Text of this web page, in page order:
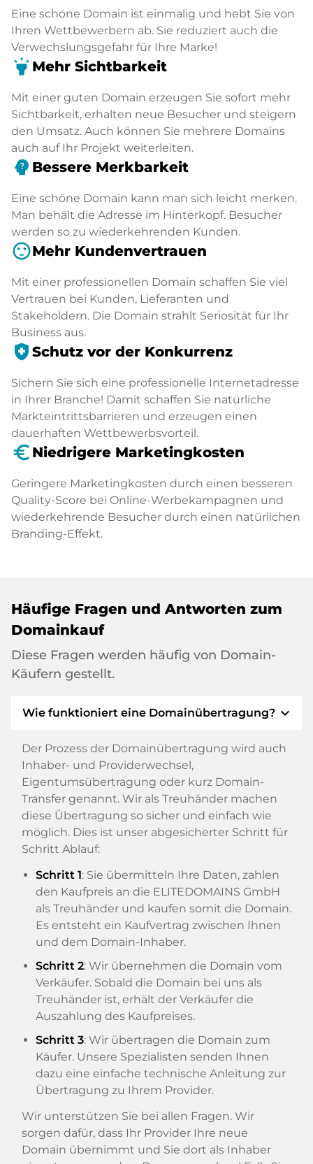
Eine schöne Domain ist einmalig und hebt Sie von
Ihren Wettbewerbern ab. Sie reduziert auch die
Verwechslungsgefahr für Ihre Marke!
highlight Mehr Sichtbarkeit
Mit einer guten Domain erzeugen Sie sofort mehr
Sichtbarkeit, erhalten neue Besucher und steigern
den Umsatz. Auch können Sie mehrere Domains
auch auf Ihr Projekt weiterleiten.
psychology_alt Bessere Merkbarkeit
Eine schöne Domain kann man sich leicht merken.
Man behält die Adresse im Hinterkopf. Besucher
werden so zu wiederkehrenden Kunden.
sentiment_satisfiedMehr Kundenvertrauen
Mit einer professionellen Domain schaffen Sie viel
Vertrauen bei Kunden, Lieferanten und
Stakeholdern. Die Domain strahlt Seriosität für Ihr
Business aus.
health_and_safety Schutz vor der Konkurrenz
Sichern Sie sich eine professionelle Internetadresse
in Ihrer Branche! Damit schaffen Sie natürliche
Markteintrittsbarrieren und erzeugen einen
dauerhaften Wettbewerbsvorteil.
euro_symbol Niedrigere Marketingkosten
Geringere Marketingkosten durch einen besseren
Quality-Score bei Online-Werbekampagnen und
wiederkehrende Besucher durch einen natürlichen
Branding-Effekt.
Häufige Fragen und Antworten zum
Domainkauf
Diese Fragen werden häufig von Domain-
Käufern gestellt.
Wie funktioniert eine Domainübertragung? expand_more
Der Prozess der Domainübertragung wird auch
Inhaber- und Providerwechsel,
Eigentumsübertragung oder kurz Domain-
Transfer genannt. Wir als Treuhänder machen
diese Übertragung so sicher und einfach wie
möglich. Dies ist unser abgesicherter Schritt für
Schritt Ablauf:
Schritt 1: Sie übermitteln Ihre Daten, zahlen
den Kaufpreis an die ELITEDOMAINS GmbH
als Treuhänder und kaufen somit die Domain.
Es entsteht ein Kaufvertrag zwischen Ihnen
und dem Domain-Inhaber.
Schritt 2: Wir übernehmen die Domain vom
Verkäufer. Sobald die Domain bei uns als
Treuhänder ist, erhält der Verkäufer die
Auszahlung des Kaufpreises.
Schritt 3: Wir übertragen die Domain zum
Käufer. Unsere Spezialisten senden Ihnen
dazu eine einfache technische Anleitung zur
Übertragung zu Ihrem Provider.
Wir unterstützen Sie bei allen Fragen. Wir
sorgen dafür, dass Ihr Provider Ihre neue
Domain übernimmt und Sie dort als Inhaber